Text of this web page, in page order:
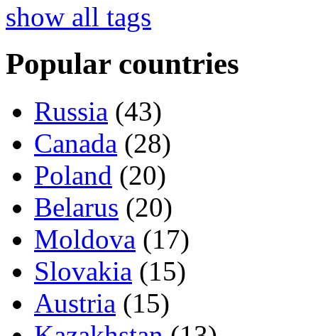
show all tags
Popular countries
Russia (43)
Canada (28)
Poland (20)
Belarus (20)
Moldova (17)
Slovakia (15)
Austria (15)